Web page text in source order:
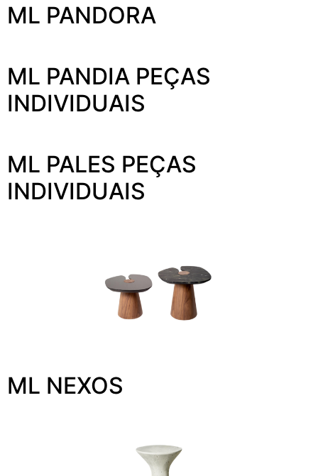
ML PANDORA
ML PANDIA PEÇAS
INDIVIDUAIS
ML PALES PEÇAS
INDIVIDUAIS
ML NEXOS